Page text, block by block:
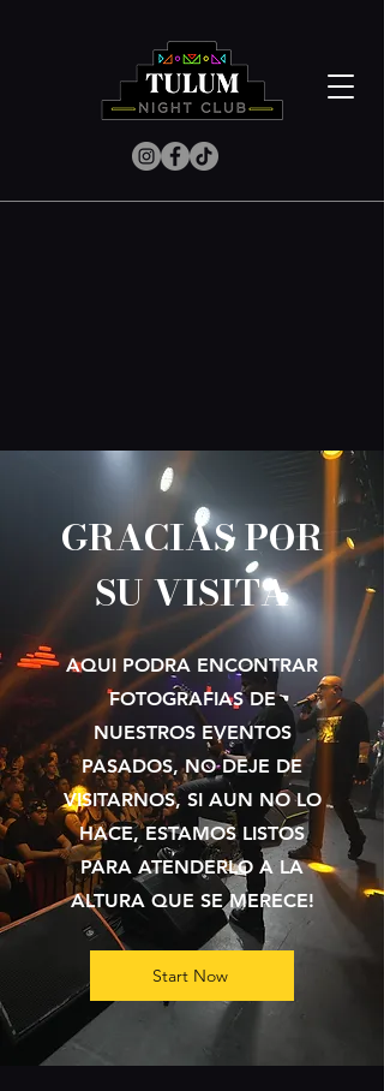
GRACIAS POR
SU VISITA
AQUI PODRA ENCONTRAR
FOTOGRAFIAS DE
NUESTROS EVENTOS
PASADOS, NO DEJE DE
VISITARNOS, SI AUN NO LO
HACE, ESTAMOS LISTOS
PARA ATENDERLO A LA
ALTURA QUE SE MERECE!
Start Now